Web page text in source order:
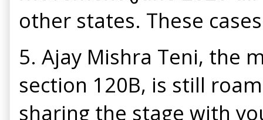
other states. These
5. Ajay Mishra Teni, the
section 120B, is still
sharing the stage with